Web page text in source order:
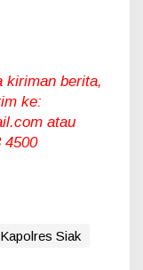
kiriman berita,
ke:
atau
4500
Kapolres Siak